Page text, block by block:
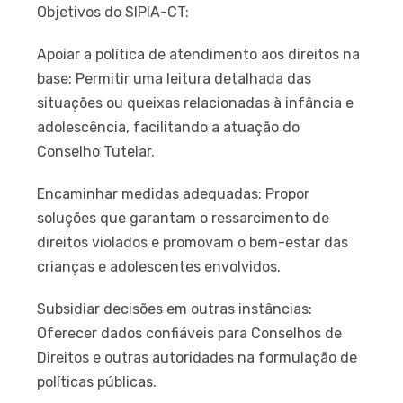
Objetivos do SIPIA-CT:
Apoiar a política de atendimento aos direitos na
base: Permitir uma leitura detalhada das
situações ou queixas relacionadas à infância e
adolescência, facilitando a atuação do
Conselho Tutelar.
Encaminhar medidas adequadas: Propor
soluções que garantam o ressarcimento de
direitos violados e promovam o bem-estar das
crianças e adolescentes envolvidos.
Subsidiar decisões em outras instâncias:
Oferecer dados confiáveis para Conselhos de
Direitos e outras autoridades na formulação de
políticas públicas.